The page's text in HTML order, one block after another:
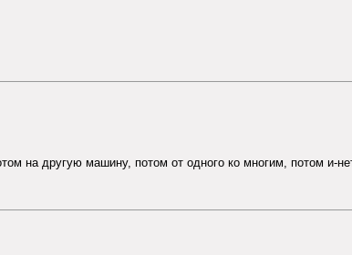
на другую машину, потом от одного ко многим, потом и-